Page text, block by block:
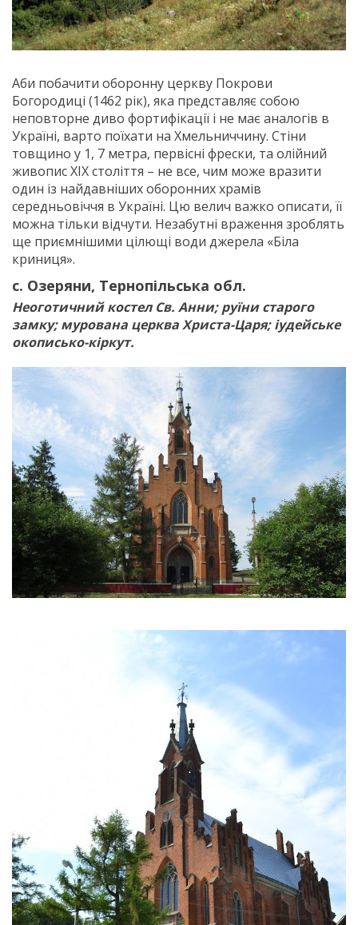
Аби побачити оборонну церкву Покрови
Богородиці (1462 рік), яка представляє собою
неповторне диво фортифікації і не має аналогів в
Україні, варто поїхати на Хмельниччину. Стіни
товщино у 1, 7 метра, первісні фрески, та олійний
живопис ХІХ століття – не все, чим може вразити
один із найдавніших оборонних храмів
середньовіччя в Україні. Цю велич важко описати, її
можна тільки відчути. Незабутні враження зроблять
ще приємнішими цілющі води джерела «Біла
криниця».
с. Озеряни, Тернопільська обл.
Неоготичний костел Св. Анни; руїни старого
замку; мурована церква Христа-Царя; іудейське
окописько-кіркут.